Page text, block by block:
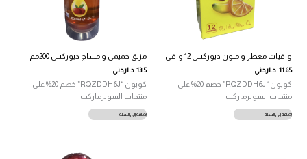
واقيات معطر و ملون ديوركس 12 واقي
11.65 د.اردني
كوبون “RQZDDH6J” خصم 20% على
منتجات السوبرماركت
إضافة إلى السلة
مزلق حميمي و مساج ديوركس 200مم
13.5 د.اردني
كوبون “RQZDDH6J” خصم 20% على
منتجات السوبرماركت
إضافة إلى السلة